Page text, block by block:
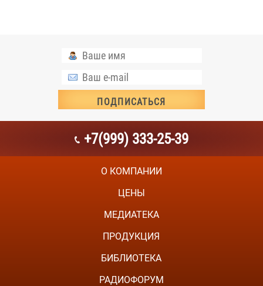
+7(999) 333-25-39
О КОМПАНИИ
ЦЕНЫ
МЕДИАТЕКА
ПРОДУКЦИЯ
БИБЛИОТЕКА
РАДИОФОРУМ